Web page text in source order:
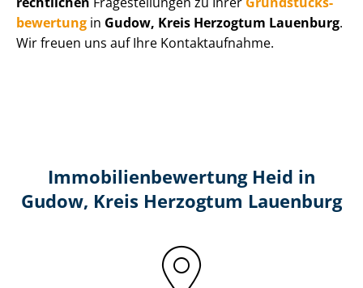
be­wer­tung in Gudow, Kreis Herzogtum Lauenburg.
Wir freuen uns auf Ihre Kontaktaufnahme.
Immobilien­bewertung Heid in
Gudow, Kreis Herzogtum Lauenburg